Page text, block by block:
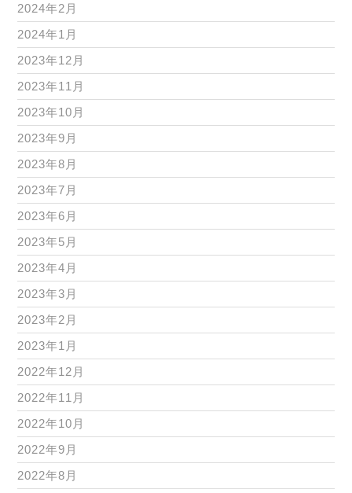
2024年2月
2024年1月
2023年12月
2023年11月
2023年10月
2023年9月
2023年8月
2023年7月
2023年6月
2023年5月
2023年4月
2023年3月
2023年2月
2023年1月
2022年12月
2022年11月
2022年10月
2022年9月
2022年8月